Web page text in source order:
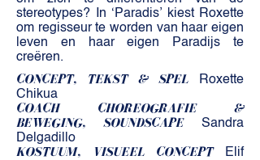
CONCEPT, TEKST & SPEL
Roxette
Chikua
COACH CHOREOGRAFIE &
BEWEGING, SOUNDSCAPE Sandra
Delgadillo
KOSTUUM, VISUEEL CONCEPT
Elif
stereotypes? In ‘Paradis’ kiest Roxette
om regisseur te worden van haar eigen
leven en haar eigen Paradijs te
creëren.